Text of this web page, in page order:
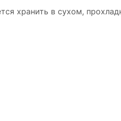
хранить в сухом,